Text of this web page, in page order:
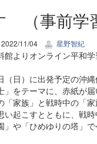
（事前学
11/04 星野智紀
よりオンライン平和学
日）に出発予定の沖
をテーマに、赤紙が
家族」と戦時中の「
い起こすとともに、戦
や「ひめゆりの塔」